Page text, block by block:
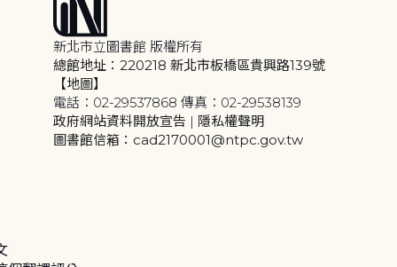
新北市立圖書館 版權所有
總館地址：220218 新北市板橋區貴興路139號
【地圖】
電話：02-29537868 傳真：02-29538139
政府網站資料開放宣告 | 隱私權聲明
圖書館信箱：cad2170001@ntpc.gov.tw